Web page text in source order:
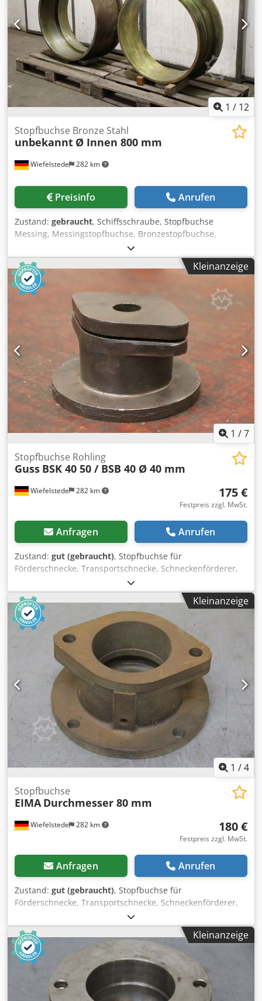
1 / 12
Wiefelstede 282 km
Stopfbuchse Bronze Stahl
unbekannt Ø Innen 800 mm
Preisinfo Anrufen
Zustand: gebraucht, Schiffsschraube, Stopfbuchse
Messing, Messingstopfbuchse, Bronzestopfbuchse,
Schiffszubehör Dcedskkzyqepfx Af Dok -Stopfbuchse:
Material Bronze / Stahl -Innenteil: Material Bronze -
Durchmesser: Außen Ø 855 mm / Innen Ø 800 mm,
Gewindesteigung 10 mm siehe Fotos -Abmessung ges.: Ø
974 x 293 mm, Gewicht 209 kg -Außenteil:
Stahlummantelung Ø 915/847 mm -Abmessung ges.: Ø 975
x 385 mm Gewicht 369 kg -Gewinde: Steigung 10 mm,
siehe Fotos -Transportabmessung: ca.1200/1000/H1020
mm -Gewicht ges.: ca. 620 kg
Kleinanzeige
1 /7
Wiefelstede 282 km
Stopfbuchse Rohling
Guss BSK 40 50 / BSB 40 Ø 40 mm
175 €
Festpreis zzgl. MwSt.
Anfragen Anrufen
Zustand: gut (gebraucht), Stopfbuchse für
Förderschnecke, Transportschnecke, Schneckenförderer,
Fördertechnik, Rohrförderschnecke, Trocknungsschnecke,
Kühlschnecke, Külrohrschnecke, Heizschnecke,
Heizrohrschnecke, Schneckenwämetauscher -Stopfbuchse:
Rohling, für Welle Ø 40 mm -Typ: BSK 40 50 / BSB 40 -
Maße: siehe Fotos -Anzahl: 2x Stopfbuchsen vorhanden -
Preis: pro Stück -Abmessung ges.: Ø 160 x 95 mm Dedpfx
Aewztfcsf Deck -Gewicht: 5,9 kg/St.
Kleinanzeige
1 /4
Wiefelstede 282 km
Stopfbuchse
EIMA Durchmesser 80 mm
180 €
Festpreis zzgl. MwSt.
Anfragen Anrufen
Zustand: gut (gebraucht), Stopfbuchse für
Förderschnecke, Transportschnecke, Schneckenförderer,
Fördertechnik, Rohrförderschnecke, Trocknungsschnecke,
Kühlschnecke, Külrohrschnecke, Heizschnecke,
Heizrohrschnecke, Schneckenwämetauscher -Stopfbuchse:
für Ø 80 mm Welle -Stopfbuchse: für Stopfbuchsenband -
Lochkreis: Ø 160 mm -Anzahl: 7x Stopfbuchsen vorhanden
-Preis: pro Stück -Abmessungen: 180/180/H82 mm -
Gewicht: 4,5 kg Dcsdodfgk Sjpfx Af Dek
Kleinanzeige